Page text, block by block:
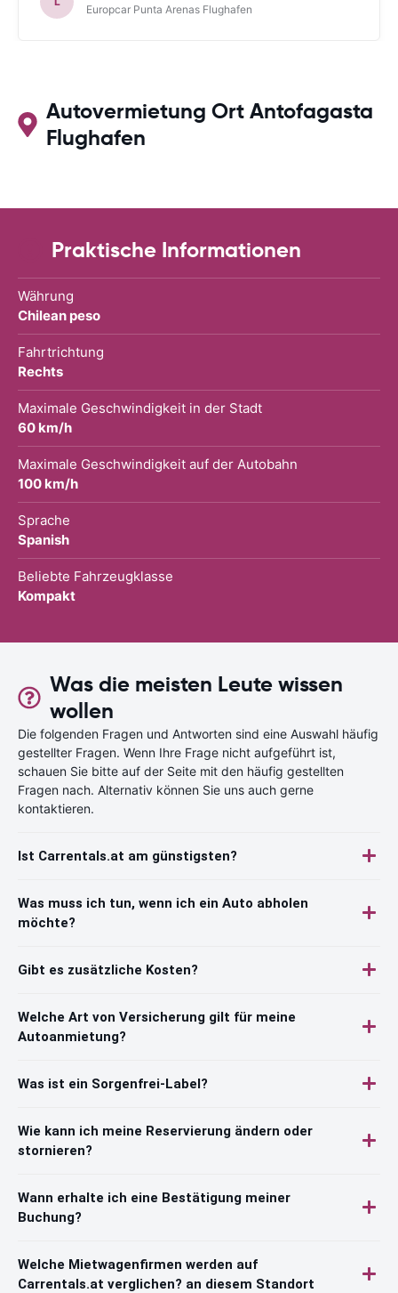
Europcar Punta Arenas Flughafen
Autovermietung Ort Antofagasta
Flughafen
Praktische Informationen
Währung
Chilean peso
Fahrtrichtung
Rechts
Maximale Geschwindigkeit in der Stadt
60 km/h
Maximale Geschwindigkeit auf der Autobahn
100 km/h
Sprache
Spanish
Beliebte Fahrzeugklasse
Kompakt
Was die meisten Leute wissen
wollen
Die folgenden Fragen und Antworten sind eine Auswahl häufig
gestellter Fragen. Wenn Ihre Frage nicht aufgeführt ist,
schauen Sie bitte auf der Seite mit den häufig gestellten
Fragen nach. Alternativ können Sie uns auch gerne
kontaktieren.
Ist Carrentals.at am günstigsten?
Was muss ich tun, wenn ich ein Auto abholen
möchte?
Gibt es zusätzliche Kosten?
Welche Art von Versicherung gilt für meine
Autoanmietung?
Was ist ein Sorgenfrei-Label?
Wie kann ich meine Reservierung ändern oder
stornieren?
Wann erhalte ich eine Bestätigung meiner
Buchung?
Welche Mietwagenfirmen werden auf
Carrentals.at verglichen? an diesem Standort